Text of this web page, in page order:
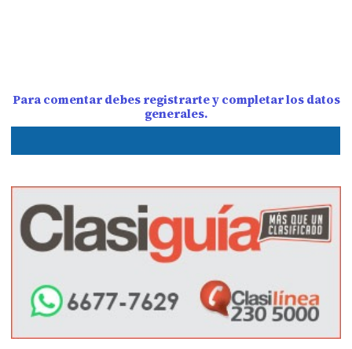
Para comentar debes registrarte y completar los datos
generales.